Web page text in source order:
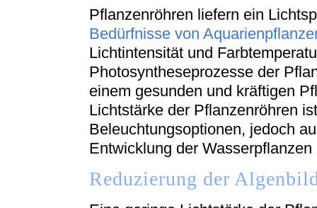
Pflanzenröhren liefern ein
Bedürfnisse von
Lichtintensität und
Photosyntheseprozesse der
einem gesunden und kräftigen
Lichtstärke der Pflanzenröhren
Beleuchtungsoptionen, jedoch
Entwicklung der
Reduzierung der